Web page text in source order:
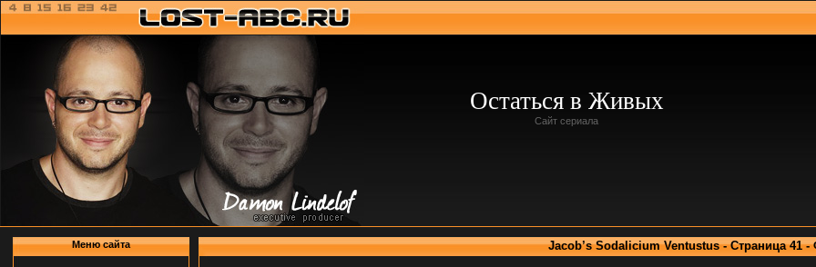
Остаться в Живых
Сайт сериала
Меню сайта Jacob’s Sodalicium Ventustus - Страница 41